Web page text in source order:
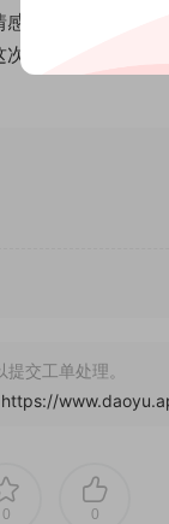
的完美结合，
机会，让赛琳
交工单处理。
https://
0 0